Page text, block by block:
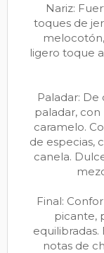
Nariz:
toques de
ligero toque
Paladar: De
paladar, con
caramelo.
de especias,
canela.
Final:
picante,
equilibradas.
notas de